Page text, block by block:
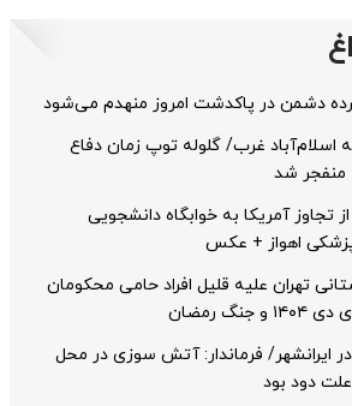
دشمن در پاکدشت امروز منهدم می‌شود
اسلام‌آباد غرب/ گلوله توپ زمان دفاع
تجاوز آمریکا به خوابگاه دانشجویی
پزشکی اهواز + عکس
تهران علیه قلیل افراد حامی محکومان
رمضان
ایرانشهر/ فرماندار: آتش سوزی در محل
دود بود